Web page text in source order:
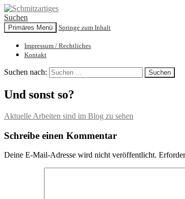
Schmitzartiges
Suchen
Primäres Menü Springe zum Inhalt
Impressum / Rechtliches
Kontakt
Suchen nach:
Und sonst so?
Aktuelle Arbeiten sind im Blog zu sehen
Schreibe einen Kommentar
Deine E-Mail-Adresse wird nicht veröffentlicht.